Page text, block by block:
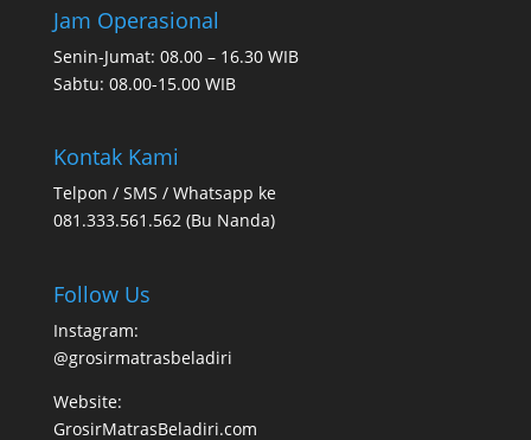
Jam Operasional
Senin-Jumat: 08.00 – 16.30 WIB
Sabtu: 08.00-15.00 WIB
Kontak Kami
Telpon / SMS / Whatsapp ke
081.333.561.562 (Bu Nanda)
Follow Us
Instagram:
@grosirmatrasbeladiri
Website:
GrosirMatrasBeladiri.com